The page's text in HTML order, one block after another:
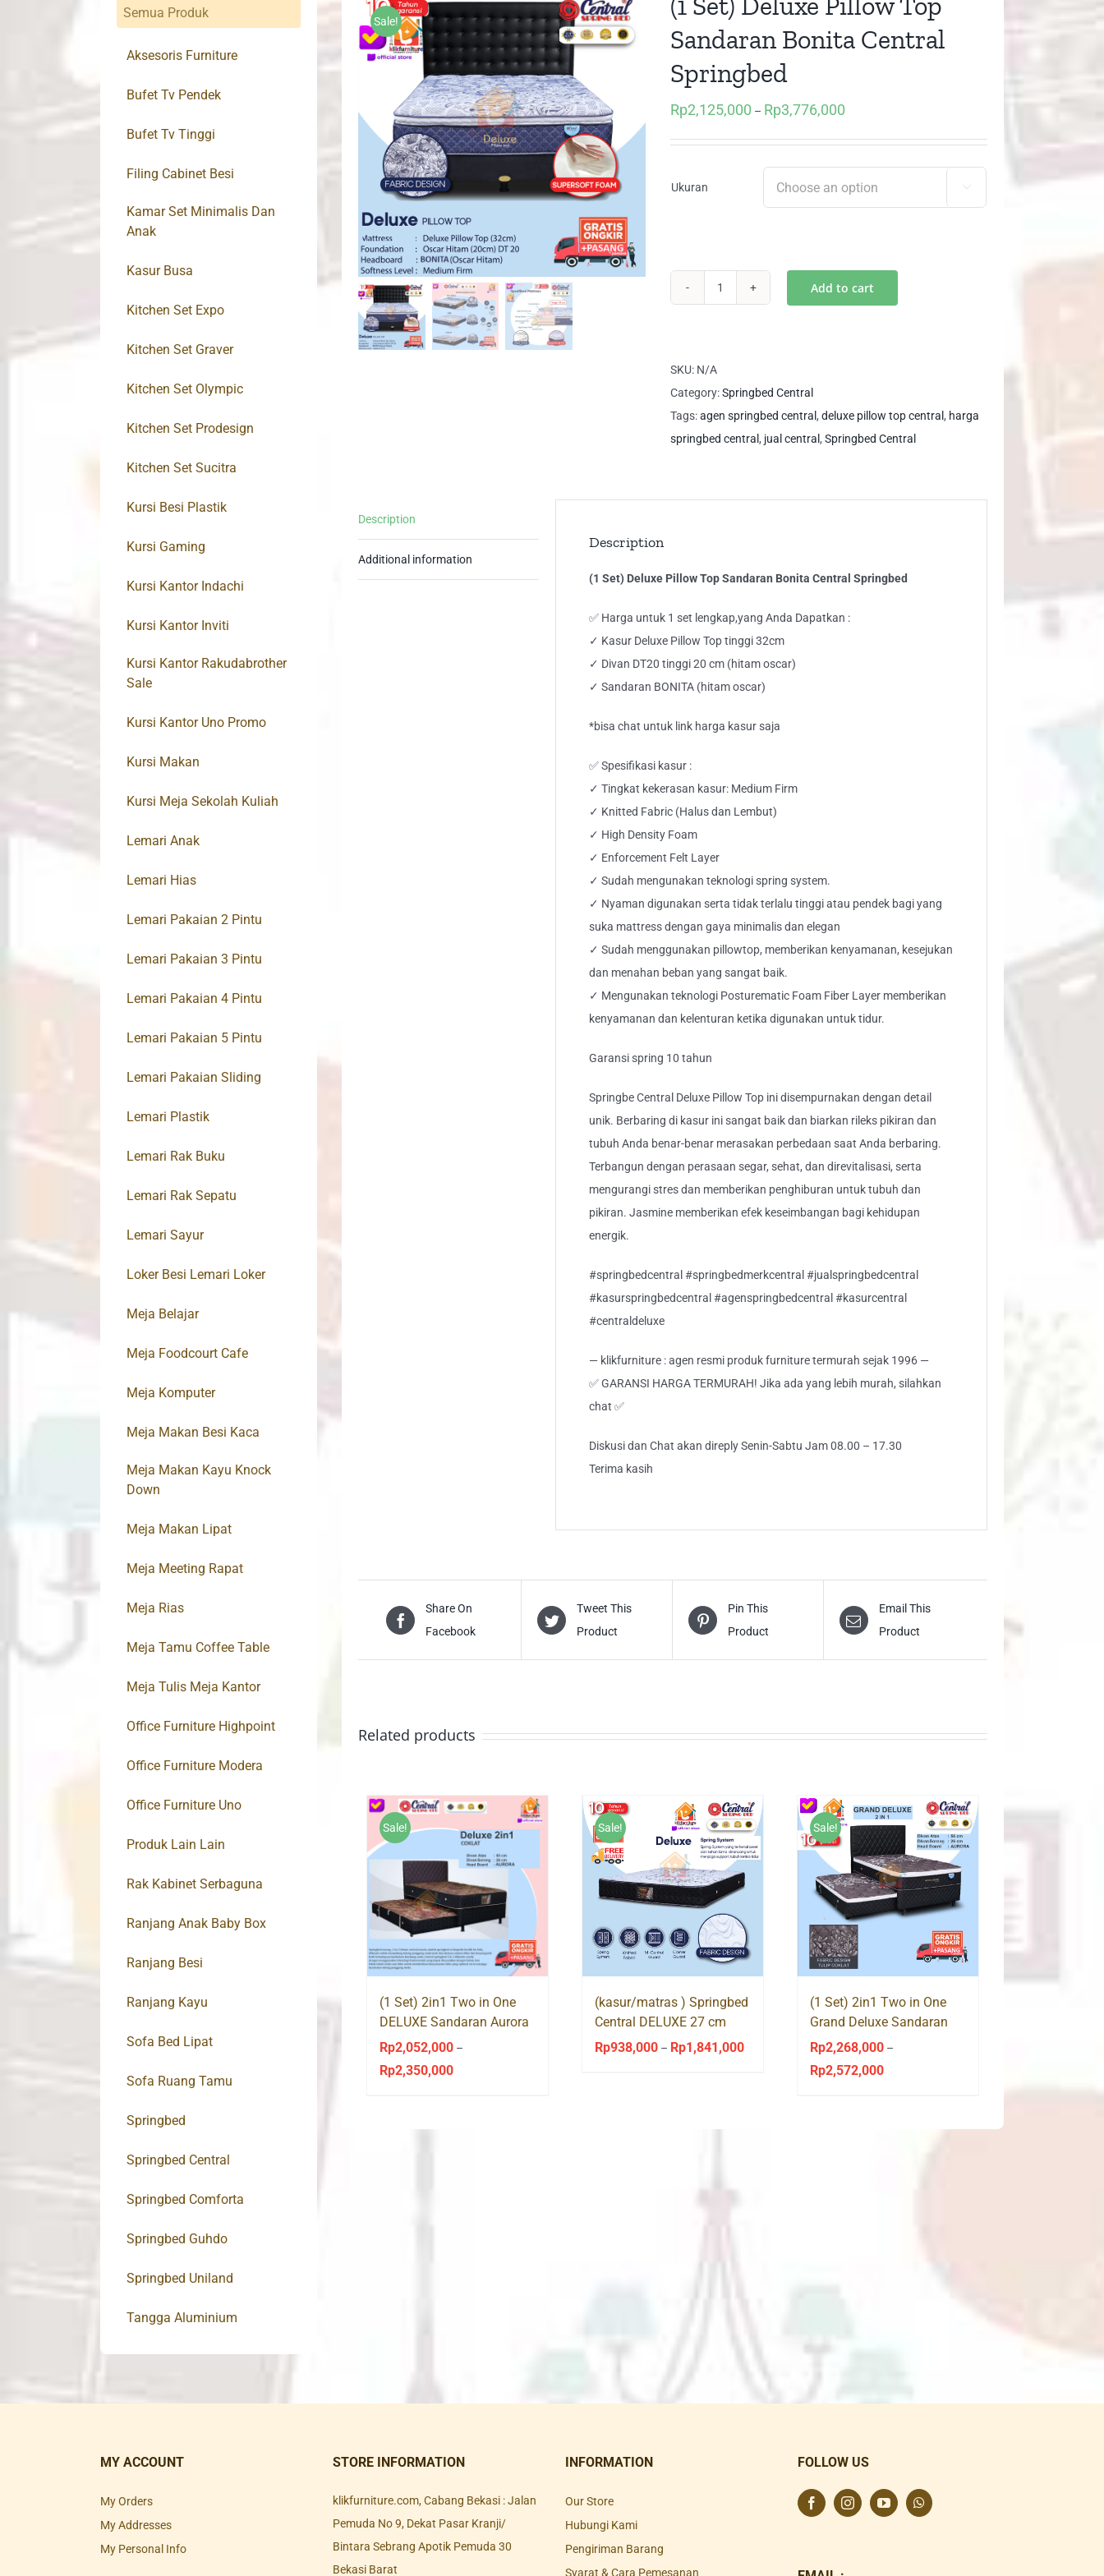
Sale!
Sandaran Bonita Central
Springbed
Rp2,125,000 – Rp3,776,000
Ukuran 
Top
Sandaran
Bonita
quantity
Add to cart
SKU: N/A
Category:Springbed Central
Tags:agen springbed central , deluxe pillow top central , harga
springbed central , jual central , Springbed Central
Description
Additional information
Description
(1 Set) Deluxe Pillow Top Sandaran Bonita Central Springbed
✅ Harga untuk 1 set lengkap,yang Anda Dapatkan :
✓ Kasur Deluxe Pillow Top tinggi 32cm
✓ Divan DT20 tinggi 20 cm (hitam oscar)
✓ Sandaran BONITA (hitam oscar)
*bisa chat untuk link harga kasur saja
✅ Spesifikasi kasur :
✓ Tingkat kekerasan kasur: Medium Firm
✓ Knitted Fabric (Halus dan Lembut)
✓ High Density Foam
✓ Enforcement Felt Layer
✓ Sudah mengunakan teknologi spring system.
✓ Nyaman digunakan serta tidak terlalu tinggi atau pendek bagi yang
suka mattress dengan gaya minimalis dan elegan
✓ Sudah menggunakan pillowtop, memberikan kenyamanan, kesejukan
dan menahan beban yang sangat baik.
✓ Mengunakan teknologi Posturematic Foam Fiber Layer memberikan
kenyamanan dan kelenturan ketika digunakan untuk tidur.
Garansi spring 10 tahun
Springbe Central Deluxe Pillow Top ini disempurnakan dengan detail
unik. Berbaring di kasur ini sangat baik dan biarkan rileks pikiran dan
tubuh Anda benar-benar merasakan perbedaan saat Anda berbaring.
Terbangun dengan perasaan segar, sehat, dan direvitalisasi, serta
mengurangi stres dan memberikan penghiburan untuk tubuh dan
pikiran. Jasmine memberikan efek keseimbangan bagi kehidupan
energik.
#springbedcentral #springbedmerkcentral #jualspringbedcentral
#kasurspringbedcentral #agenspringbedcentral #kasurcentral
#centraldeluxe
— klikfurniture : agen resmi produk furniture termurah sejak 1996 —
✅ GARANSI HARGA TERMURAH! Jika ada yang lebih murah, silahkan
chat ✅
Diskusi dan Chat akan direply Senin-Sabtu Jam 08.00 – 17.30
Terima kasih
Share On
Facebook
Tweet This
Product
Pin This
Product
Email This
Product
Related products
Sale!
(1 Set) 2in1 Two in One
DELUXE Sandaran Aurora
Central Springbed
Rp2,052,000 –
Rp2,350,000Price
Sale!
(kasur/matras ) Springbed
Central DELUXE 27 cm
Rp938,000 – Rp1,841,000Price
Sale!
(1 Set) 2in1 Two in One
Grand Deluxe Sandaran
Aurora Central Springbed
Rp2,268,000 –
Rp2,572,000Price
Semua Produk
Aksesoris Furniture
Bufet Tv Pendek
Bufet Tv Tinggi
Filing Cabinet Besi
Kamar Set Minimalis Dan
Anak
Kasur Busa
Kitchen Set Expo
Kitchen Set Graver
Kitchen Set Olympic
Kitchen Set Prodesign
Kitchen Set Sucitra
Kursi Besi Plastik
Kursi Gaming
Kursi Kantor Indachi
Kursi Kantor Inviti
Kursi Kantor Rakudabrother
Sale
Kursi Kantor Uno Promo
Kursi Makan
Kursi Meja Sekolah Kuliah
Lemari Anak
Lemari Hias
Lemari Pakaian 2 Pintu
Lemari Pakaian 3 Pintu
Lemari Pakaian 4 Pintu
Lemari Pakaian 5 Pintu
Lemari Pakaian Sliding
Lemari Plastik
Lemari Rak Buku
Lemari Rak Sepatu
Lemari Sayur
Loker Besi Lemari Loker
Meja Belajar
Meja Foodcourt Cafe
Meja Komputer
Meja Makan Besi Kaca
Meja Makan Kayu Knock
Down
Meja Makan Lipat
Meja Meeting Rapat
Meja Rias
Meja Tamu Coffee Table
Meja Tulis Meja Kantor
Office Furniture Highpoint
Office Furniture Modera
Office Furniture Uno
Produk Lain Lain
Rak Kabinet Serbaguna
Ranjang Anak Baby Box
Ranjang Besi
Ranjang Kayu
Sofa Bed Lipat
Sofa Ruang Tamu
Springbed
Springbed Central
Springbed Comforta
Springbed Guhdo
Springbed Uniland
Tangga Aluminium
MY ACCOUNT
My Orders
My Addresses
My Personal Info
STORE INFORMATION
klikfurniture.com, Cabang Bekasi : Jalan
Pemuda No 9, Dekat Pasar Kranji/
Bintara Sebrang Apotik Pemuda 30
Bekasi Barat
INFORMATION
Our Store
Hubungi Kami
Pengiriman Barang
Syarat & Cara Pemesanan
FOLLOW US